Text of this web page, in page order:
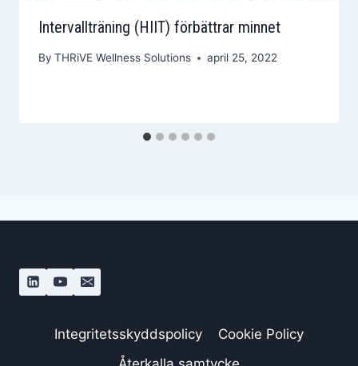
Intervallträning (HIIT) förbättrar minnet
By THRiVE Wellness Solutions april 25, 2022
Integritetsskyddspolicy
Cookie Policy